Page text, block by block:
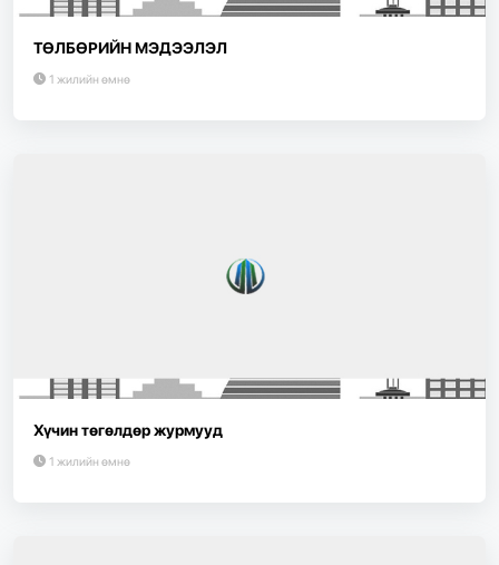
ТӨЛБӨРИЙН МЭДЭЭЛЭЛ
1 жилийн өмнө
Хүчин төгөлдөр журмууд
1 жилийн өмнө